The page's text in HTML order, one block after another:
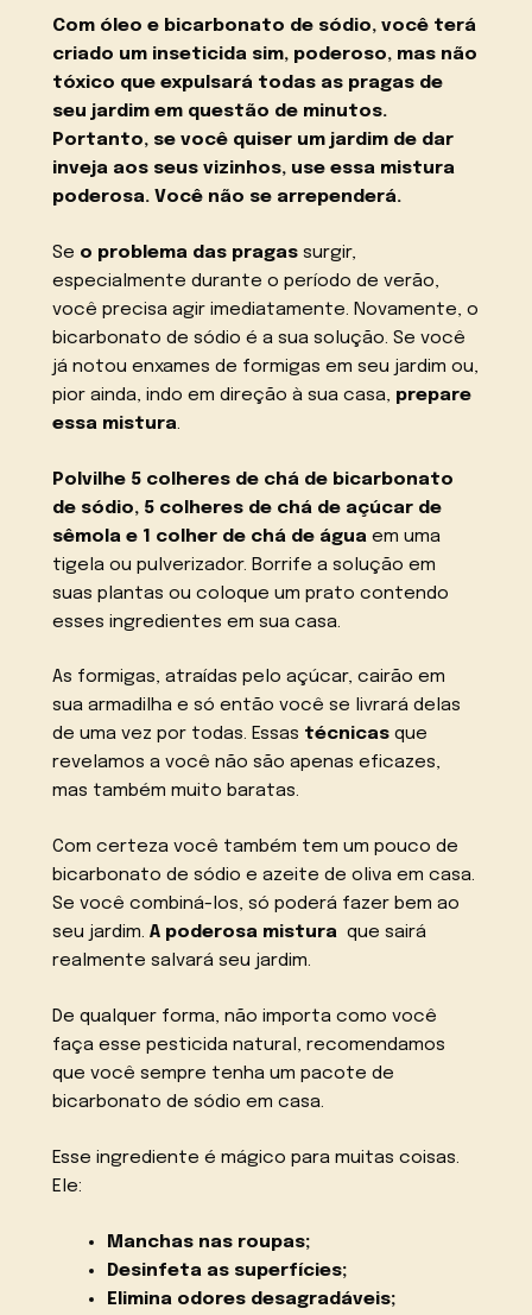
Com óleo e bicarbonato de sódio, você terá
criado um inseticida sim, poderoso, mas não
tóxico que expulsará todas as pragas de
seu jardim em questão de minutos.
Portanto, se você quiser um jardim de dar
inveja aos seus vizinhos, use essa mistura
poderosa. Você não se arrependerá.
Se o problema das pragas surgir,
especialmente durante o período de verão,
você precisa agir imediatamente. Novamente, o
bicarbonato de sódio é a sua solução. Se você
já notou enxames de formigas em seu jardim ou,
pior ainda, indo em direção à sua casa, prepare
essa mistura.
Polvilhe 5 colheres de chá de bicarbonato
de sódio, 5 colheres de chá de açúcar de
sêmola e 1 colher de chá de água em uma
tigela ou pulverizador. Borrife a solução em
suas plantas ou coloque um prato contendo
esses ingredientes em sua casa.
As formigas, atraídas pelo açúcar, cairão em
sua armadilha e só então você se livrará delas
de uma vez por todas. Essas técnicas que
revelamos a você não são apenas eficazes,
mas também muito baratas.
Com certeza você também tem um pouco de
bicarbonato de sódio e azeite de oliva em casa.
Se você combiná-los, só poderá fazer bem ao
seu jardim.A poderosa mistura que sairá
realmente salvará seu jardim.
De qualquer forma, não importa como você
faça esse pesticida natural, recomendamos
que você sempre tenha um pacote de
bicarbonato de sódio em casa.
Esse ingrediente é mágico para muitas coisas.
Ele:
Manchas nas roupas;
Desinfeta as superfícies;
Elimina odores desagradáveis;